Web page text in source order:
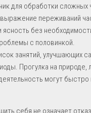
для обработки сложных
переживаний
ясность без
с половинкой.
занятий, улучшающих
Прогулка на природе,
могут быстро
себя не означает